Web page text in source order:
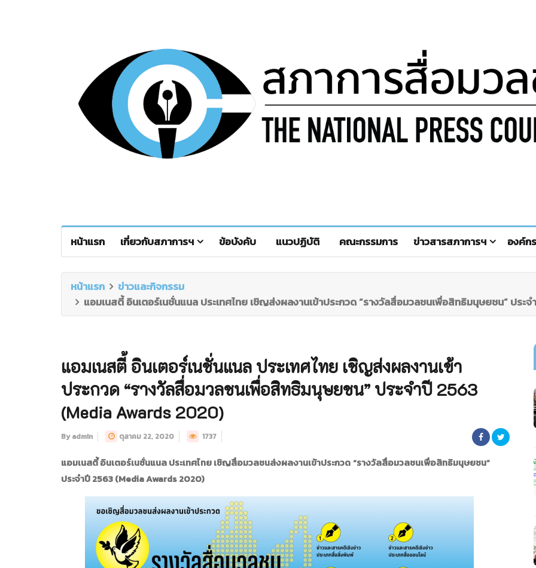
หน้าแรก เกี่ยวกับสภาการฯ ข้อบังคับ แนวปฏิบัติ คณะกรรมการ ข่าวสารสภาการฯ องค์ก
หน้าแรก
ข่าวและกิจกรรม
แอมเนสตี้ อินเตอร์เนชั่นแนล ประเทศไทย เชิญส่งผลงานเข้าประกวด “รางวัลสื่อมวลชนเพื่อสิทธิมนุษยชน” ปร
แอมเนสตี้ อินเตอร์เนชั่นแนล ประเทศไทย เชิญส่งผลงานเข้า
ประกวด “รางวัลสื่อมวลชนเพื่อสิทธิมนุษยชน” ประจำปี 2563
(Media Awards 2020)
By admin ตุลาคม 22, 2020 1737
แอมเนสตี้ อินเตอร์เนชั่นแนล ประเทศไทย เชิญสื่อมวลชนส่งผลงานเข้าประกวด“รางวัลสื่อมวลชนเพื่อสิทธิมนุษยชน”
ประจำปี 2563 (Media Awards 2020)